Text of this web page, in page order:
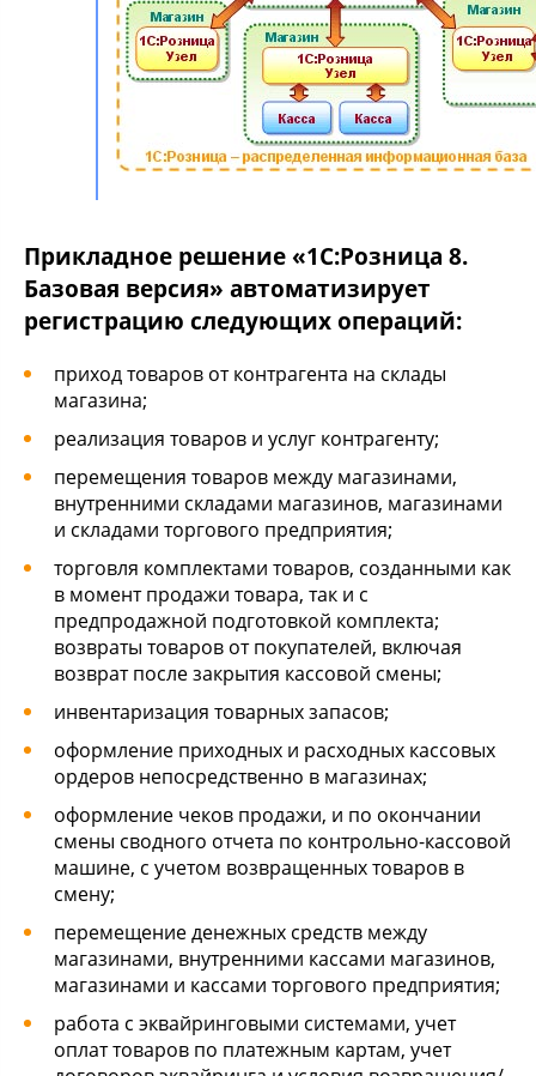
Прикладное решение «1С:Розница 8.
Базовая версия» автоматизирует
регистрацию следующих операций:
приход товаров от контрагента на склады
магазина;
реализация товаров и услуг контрагенту;
перемещения товаров между магазинами,
внутренними складами магазинов, магазинами
и складами торгового предприятия;
торговля комплектами товаров, созданными как
в момент продажи товара, так и с
предпродажной подготовкой комплекта;
возвраты товаров от покупателей, включая
возврат после закрытия кассовой смены;
инвентаризация товарных запасов;
оформление приходных и расходных кассовых
ордеров непосредственно в магазинах;
оформление чеков продажи, и по окончании
смены сводного отчета по контрольно-кассовой
машине, с учетом возвращенных товаров в
смену;
перемещение денежных средств между
магазинами, внутренними кассами магазинов,
магазинами и кассами торгового предприятия;
работа с эквайринговыми системами, учет
оплат товаров по платежным картам, учет